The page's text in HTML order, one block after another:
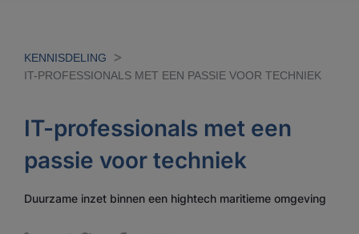
KENNISDELING
IT-PROFESSIONALS MET EEN PASSIE VOOR TECHNIEK
IT-professionals met een
passie voor techniek
Duurzame inzet binnen een hightech maritieme omgeving